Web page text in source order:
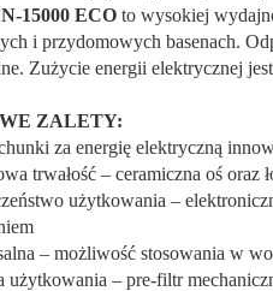
15000 ECO to wysokiej
i przydomowych basenach.
Zużycie energii elektrycznej
ZALETY:
za energię elektryczną
trwałość – ceramiczna oś oraz
użytkowania –
– możliwość stosowania w
użytkowania – pre-filtr